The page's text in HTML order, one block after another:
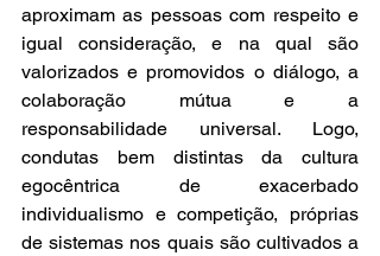
aproximam as pessoas com respeito e
igual consideração, e na qual são
valorizados e promovidos o diálogo, a
colaboração mútua e a
responsabilidade universal. Logo,
condutas bem distintas da cultura
egocêntrica de exacerbado
individualismo e competição, próprias
de sistemas nos quais são cultivados a